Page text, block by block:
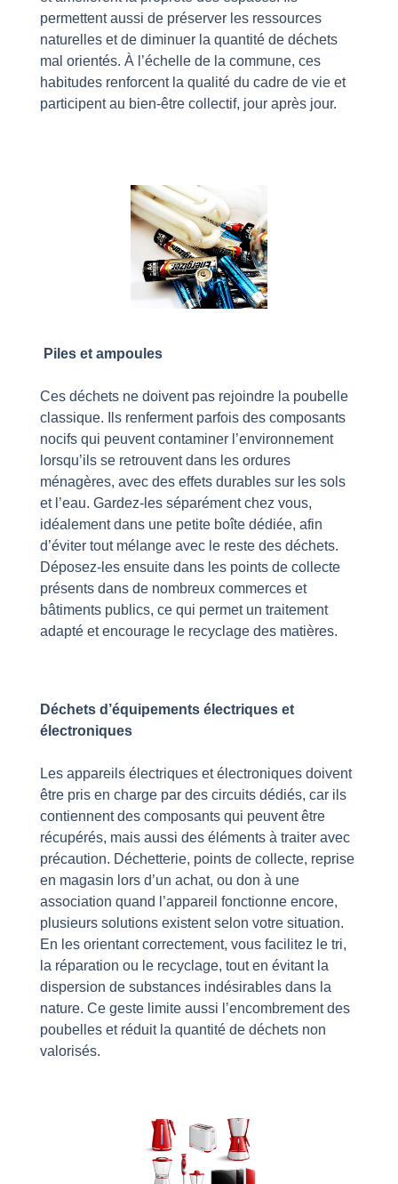
permettent aussi de préserver les ressources
naturelles et de diminuer la quantité de déchets
mal orientés. À l’échelle de la commune, ces
habitudes renforcent la qualité du cadre de vie et
participent au bien-être collectif, jour après jour.
Piles et ampoules
Ces déchets ne doivent pas rejoindre la poubelle
classique. Ils renferment parfois des composants
nocifs qui peuvent contaminer l’environnement
lorsqu’ils se retrouvent dans les ordures
ménagères, avec des effets durables sur les sols
et l’eau. Gardez-les séparément chez vous,
idéalement dans une petite boîte dédiée, afin
d’éviter tout mélange avec le reste des déchets.
Déposez-les ensuite dans les points de collecte
présents dans de nombreux commerces et
bâtiments publics, ce qui permet un traitement
adapté et encourage le recyclage des matières.
Déchets d’équipements électriques et
électroniques
Les appareils électriques et électroniques doivent
être pris en charge par des circuits dédiés, car ils
contiennent des composants qui peuvent être
récupérés, mais aussi des éléments à traiter avec
précaution. Déchetterie, points de collecte, reprise
en magasin lors d’un achat, ou don à une
association quand l’appareil fonctionne encore,
plusieurs solutions existent selon votre situation.
En les orientant correctement, vous facilitez le tri,
la réparation ou le recyclage, tout en évitant la
dispersion de substances indésirables dans la
nature. Ce geste limite aussi l’encombrement des
poubelles et réduit la quantité de déchets non
valorisés.